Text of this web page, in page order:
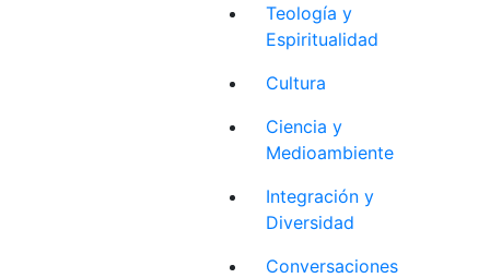
Teología y
Espiritualidad
Cultura
Ciencia y
Medioambiente
Integración y
Diversidad
Conversaciones